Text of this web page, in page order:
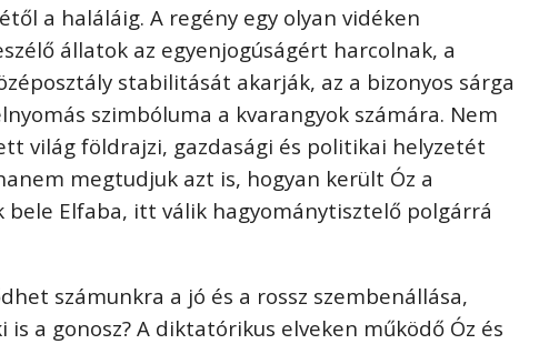
a haláláig. A regény egy olyan vidéken
állatok az egyenjogúságért harcolnak, a
stabilitását akarják, az a bizonyos sárga
szimbóluma a kvarangyok számára. Nem
világ földrajzi, gazdasági és politikai helyzetét
megtudjuk azt is, hogyan került Óz a
Elfaba, itt válik hagyománytisztelő polgárrá
számunkra a jó és a rossz szembenállása,
a gonosz? A diktatórikus elveken működő Óz és